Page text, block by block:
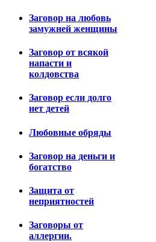
Заговор на любовь
замужней женщины
Заговор от всякой
напасти и
колдовства
Заговор если долго
нет детей
Любовные обряды
Заговор на деньги и
богатство
Защита от
неприятностей
Заговоры от
аллергии.